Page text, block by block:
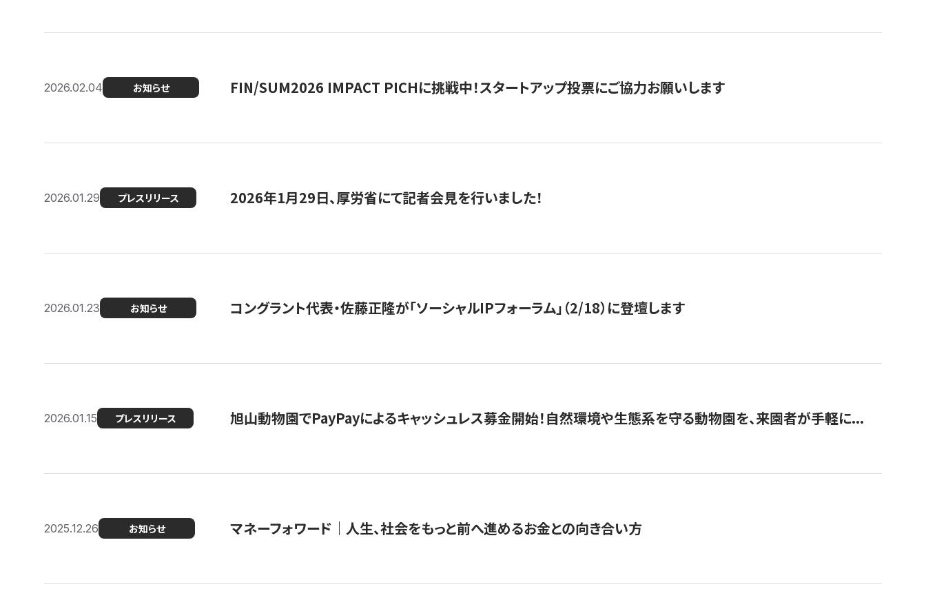
2026.02.04 お知らせ FIN/SUM2026 IMPACT PICHに挑戦中！スタートアップ投票にご協力お願いします
2026.01.29 プレスリリース 2026年1月29日、厚労省にて記者会見を行いました！
2026.01.23 お知らせ コングラント代表・佐藤正隆が「ソーシャルIPフォーラム」（2/18）に登壇します
2026.01.15 プレスリリース 旭山動物園でPayPayによるキャッシュレス募金開始！自然環境や生態系を守る動物園を、来園者が手軽に...
2025.12.26 お知らせ マネーフォワード｜人生、社会をもっと前へ進めるお金との向き合い方